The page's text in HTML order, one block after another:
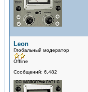
Leon
Глобальный модератор
Offline
Сообщений: 6,482